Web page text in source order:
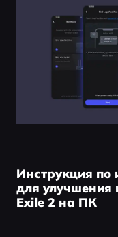
Инструкция по
для улучшения
Exile 2 на ПК